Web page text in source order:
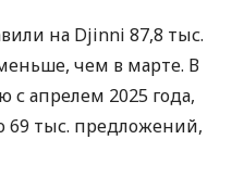
на Djinni 87,8 тыс.
чем в марте. В
с апрелем 2025 года,
69 тыс. предложений,